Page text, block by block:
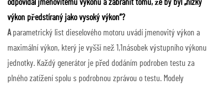
odpovídal jmenovitému výkonu a zabránit tomu, že by byl „nízký
výkon předstíraný jako vysoký výkon“?
A parametrický list dieselového motoru uvádí jmenovitý výkon a
maximální výkon, který je vyšší než 1,1násobek výstupního výkonu
jednotky. Každý generátor je před dodáním podroben testu za
plného zatížení spolu s podrobnou zprávou o testu. Modely